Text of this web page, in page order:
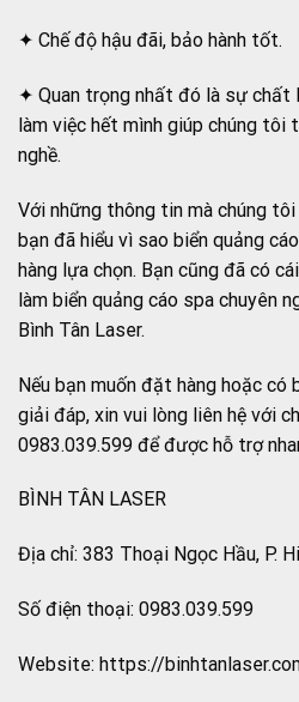
✦ Chế độ hậu đãi, bảo hành tốt.
✦ Quan trọng nhất đó là sự chất
làm việc hết mình giúp chúng
nghề.
Với những thông tin mà chúng
bạn đã hiểu vì sao biển quảng
hàng lựa chọn. Bạn cũng đã có
làm biển quảng cáo spa chuyên
Bình Tân Laser.
Nếu bạn muốn đặt hàng hoặc
giải đáp, xin vui lòng liên hệ với
0983.039.599 để được hỗ trợ
BÌNH TÂN LASER
Địa chỉ: 383 Thoại Ngọc Hầu, P.
Số điện thoại: 0983.039.599
Website: https://